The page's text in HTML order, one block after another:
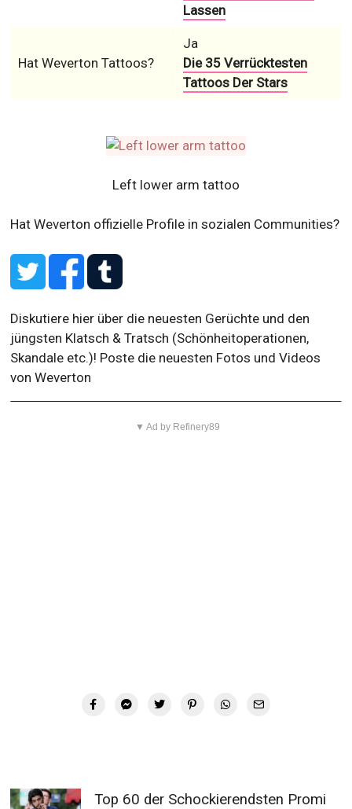
Lassen
Hat Weverton Tattoos?
Ja
Die 35 Verrücktesten
Tattoos Der Stars
Left lower arm tattoo
Hat Weverton offizielle Profile in sozialen Communities?
Diskutiere hier über die neuesten Gerüchte und den
jüngsten Klatsch & Tratsch (Schönheitoperationen,
Skandale etc.)! Poste die neuesten Fotos und Videos
von Weverton
▼ Ad by Refinery89
Top 60 der Schockierendsten Promi